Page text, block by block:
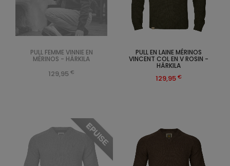
PULL FEMME VINNIE EN
MÉRINOS - HÄRKILA
129,95 €
PULL EN LAINE MÉRINOS
VINCENT COL EN V ROSIN -
HÄRKILA
129,95 €
EPUISE